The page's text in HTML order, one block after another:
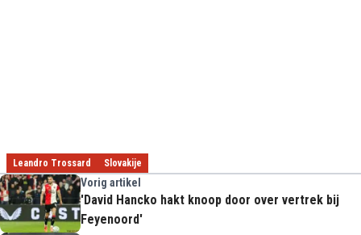
Leandro Trossard Slovakije
Vorig artikel
'David Hancko hakt knoop door over vertrek bij
Feyenoord'